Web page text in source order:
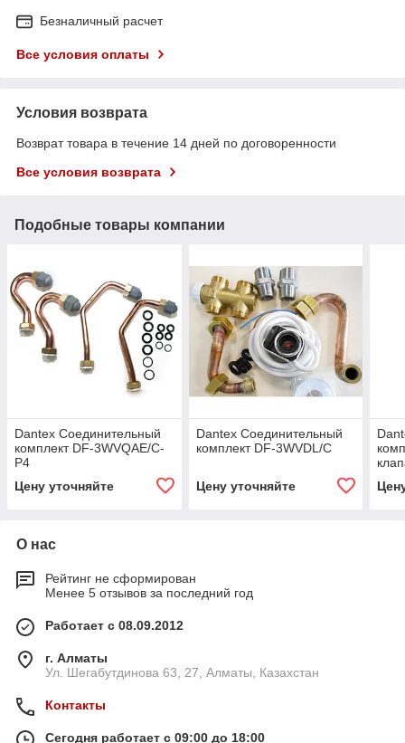
Безналичный расчет
Все условия оплаты
Условия возврата
Возврат товара в течение 14 дней по договоренности
Все условия возврата
Подобные товары компании
Dantex Соединительный
комплект DF-3WVQAE/C-
P4
Цену уточняйте
Dantex Соединительный
комплект DF-3WVDL/C
Цену уточняйте
О нас
Рейтинг не сформирован
Менее 5 отзывов за последний год
Работает с 08.09.2012
г. Алматы
Ул. Шегабутдинова 63, 27, Алматы, Казахстан
Контакты
Сегодня работает с 09:00 до 18:00